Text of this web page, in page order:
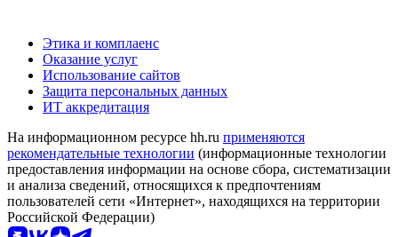
Этика и комплаенс
Оказание услуг
Использование сайтов
Защита персональных данных
ИТ аккредитация
На информационном ресурсе hh.ru применяются
рекомендательные технологии (информационные технологии
предоставления информации на основе сбора, систематизации
и анализа сведений, относящихся к предпочтениям
пользователей сети «Интернет», находящихся на территории
Российской Федерации)